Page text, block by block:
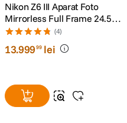
Nikon Z6 III Aparat Foto
Mirrorless Full Frame 24.5MP
6K
(4)
13.99999 lei